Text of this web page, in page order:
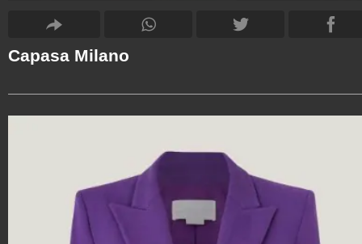
Capasa Milano